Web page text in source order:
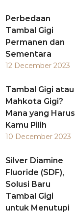
Perbedaan
Tambal Gigi
Permanen dan
Sementara
12 December 2023
Tambal Gigi atau
Mahkota Gigi?
Mana yang Harus
Kamu Pilih
10 December 2023
Silver Diamine
Fluoride (SDF),
Solusi Baru
Tambal Gigi
untuk Menutupi